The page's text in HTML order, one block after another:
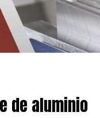
de aluminio